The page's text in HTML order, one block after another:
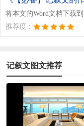
将本文的Word文档下载
推荐度：
记叙文图文推荐